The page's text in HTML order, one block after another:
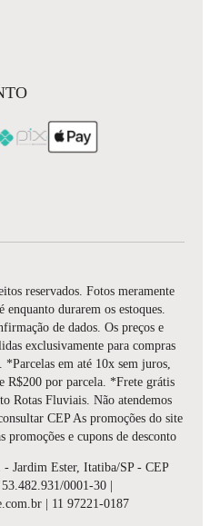
reservados. Fotos meramente
durarem os estoques.
de dados. Os preços e
exclusivamente para compras
em até 10x sem juros,
R$200 por parcela. *Frete grátis
Rotas Fluviais. Não atendemos
CEP As promoções do site
promoções e cupons de desconto
- Jardim Ester, Itatiba/SP - CEP
0001-30 |
| 11 97221-0187